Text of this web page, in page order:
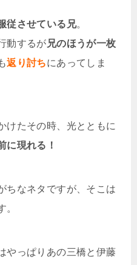
従させている兄。
動するが 兄のほうが一枚
返り討ちにあってしま
けたその時、光とともに
に現れる！
ちなネタですが、そこは
。
やっぱりあの三橋と伊藤